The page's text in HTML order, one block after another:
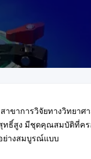
ขาการวิจัยทางวิทยาศ
ธิ์สูง มีชุดคุณสมบัติที่ค
ย่างสมบูรณ์แบบ